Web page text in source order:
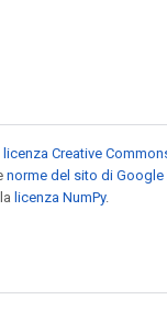
licenza Creative
norme del sito di Google
licenza NumPy.